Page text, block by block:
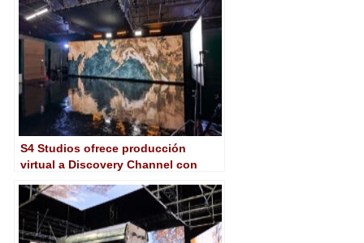
S4 Studios ofrece producción
virtual a Discovery Channel con